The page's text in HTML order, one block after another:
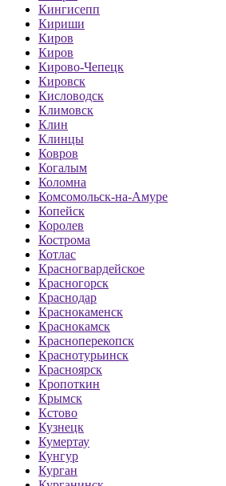
Кингисепп
Кириши
Киров
Киров
Кирово-Чепецк
Кировск
Кисловодск
Климовск
Клин
Клинцы
Ковров
Когалым
Коломна
Комсомольск-на-Амуре
Копейск
Королев
Кострома
Котлас
Красногвардейское
Красногорск
Краснодар
Краснокаменск
Краснокамск
Красноперекопск
Краснотурьинск
Красноярск
Кропоткин
Крымск
Кстово
Кузнецк
Кумертау
Кунгур
Курган